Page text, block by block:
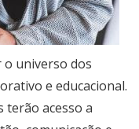
universo dos
e educacional.
terão acesso a